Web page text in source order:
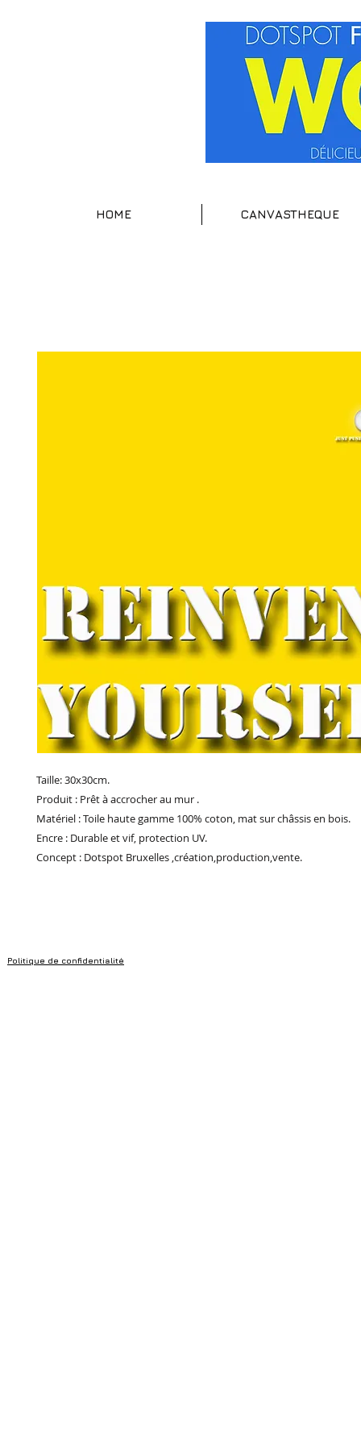
HOME CANVASTHEQUE
Taille: 30x30cm.
Produit : Prêt à accrocher au mur .
Matériel : Toile haute gamme 100% coton, mat sur châssis en bois.
Encre : Durable et vif, protection UV.
Concept : Dotspot Bruxelles ,création,production,vente.
Politique de confidentialité